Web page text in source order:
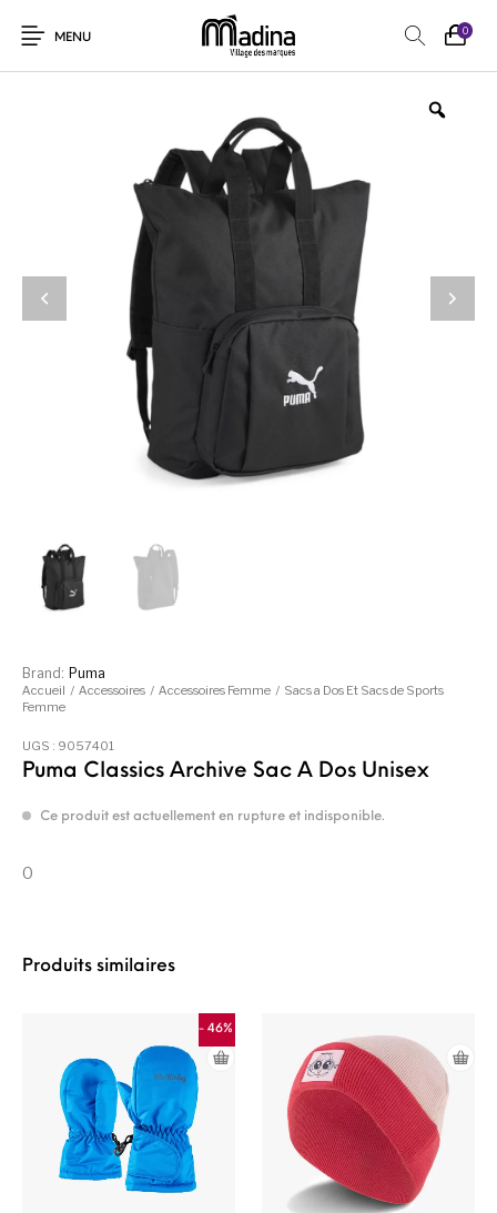
MENU
0
Accueil / Accessoires / Accessoires Femme / Sacs a Dos Et Sacs de Sports
Femme
Puma Classics Archive Sac A Dos Unisex
0
Ce produit est actuellement en rupture et indisponible.
UGS : 9057401
Brand: Puma
Produits similaires
- 46%